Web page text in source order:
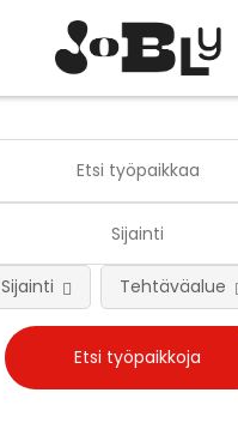
Sijainti Tehtäväalue